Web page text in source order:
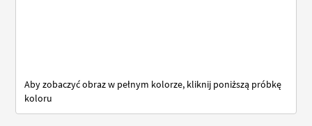
Aby zobaczyć obraz w pełnym kolorze, kliknij poniższą próbkę
koloru